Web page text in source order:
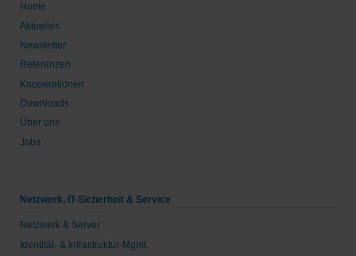
Home
Aktuelles
Newsletter
Referenzen
Kooperationen
Downloads
Über uns
Jobs
Netzwerk, IT-Sicherheit & Service
Netzwerk & Server
Identität- & Infrastruktur-Mgmt.